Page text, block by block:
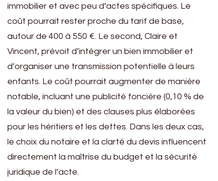
immobilier et avec peu d’actes spécifiques. Le
coût pourrait rester proche du tarif de base,
autour de 400 à 550 €. Le second, Claire et
Vincent, prévoit d’intégrer un bien immobilier et
d’organiser une transmission potentielle à leurs
enfants. Le coût pourrait augmenter de manière
notable, incluant une publicité foncière (0,10 % de
la valeur du bien) et des clauses plus élaborées
pour les héritiers et les dettes. Dans les deux cas,
le choix du notaire et la clarté du devis influencent
directement la maîtrise du budget et la sécurité
juridique de l’acte.